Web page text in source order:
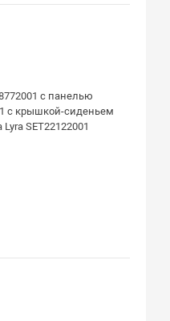
c панелью
с крышкой-сиденьем
SET22122001